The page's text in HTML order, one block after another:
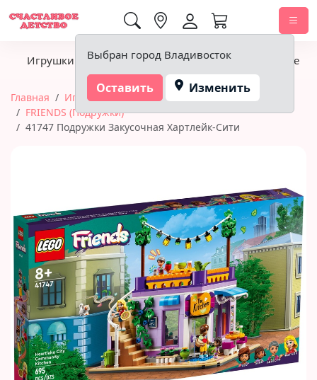
Выбран город Владивосток
Оставить Изменить
Игрушки Детское питание Подгузники, гигиена
Главная Игрушки Конструкторы
FRIENDS (Подружки)
41747 Подружки Закусочная Хартлейк-Сити